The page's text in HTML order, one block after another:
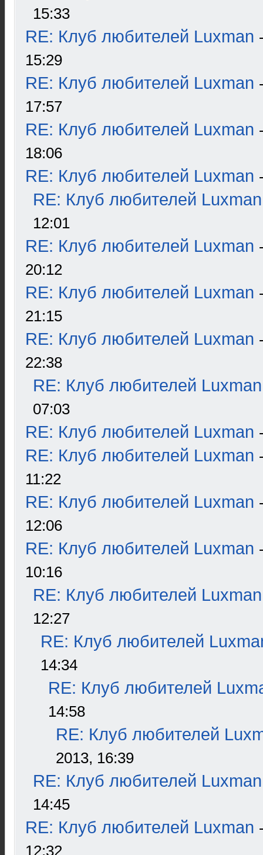
15:33
RE: Клуб любителей Luxman
15:29
RE: Клуб любителей Luxman
17:57
RE: Клуб любителей Luxman
18:06
RE: Клуб любителей Luxman
RE: Клуб любителей Luxman
12:01
RE: Клуб любителей Luxman
20:12
RE: Клуб любителей Luxman
21:15
RE: Клуб любителей Luxman
22:38
RE: Клуб любителей Luxman
07:03
RE: Клуб любителей Luxman
RE: Клуб любителей Luxman
11:22
RE: Клуб любителей Luxman
12:06
RE: Клуб любителей Luxman
10:16
RE: Клуб любителей Luxman
12:27
RE: Клуб любителей
14:34
RE: Клуб любителей
14:58
RE: Клуб любителей
2013, 16:39
RE: Клуб любителей Luxman
14:45
RE: Клуб любителей Luxman
12:32